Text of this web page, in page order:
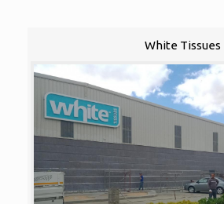
White Tissues